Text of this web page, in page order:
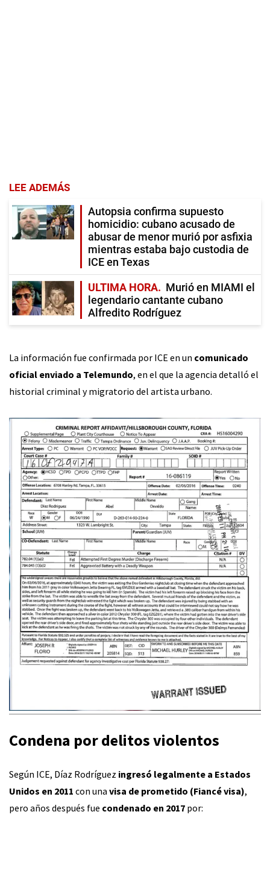
LEE ADEMÁS
Autopsia confirma supuesto
homicidio: cubano acusado de
abusar de menor murió por asfixia
mientras estaba bajo custodia de
ICE en Texas
ULTIMA HORA
Murió en MIAMI el
legendario cantante cubano
Alfredito Rodríguez
La información fue confirmada por ICE en un comunicado
oficial enviado a Telemundo, en el que la agencia detalló el
historial criminal y migratorio del artista urbano.
Condena por delitos violentos
Según ICE, Díaz Rodríguez ingresó legalmente a Estados
Unidos en 2011 con una visa de prometido (Fiancé visa),
pero años después fue condenado en 2017 por: